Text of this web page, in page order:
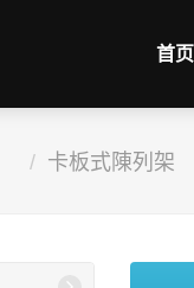
首页
卡板式陳列架